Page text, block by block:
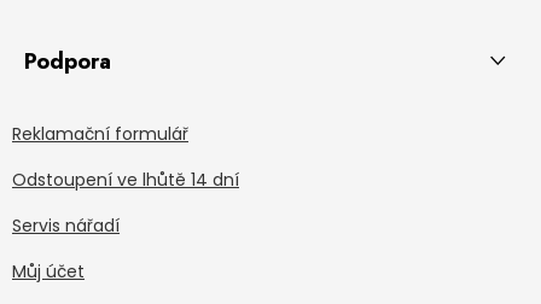
Podpora
Reklamační formulář
Odstoupení ve lhůtě 14 dní
Servis nářadí
Můj účet